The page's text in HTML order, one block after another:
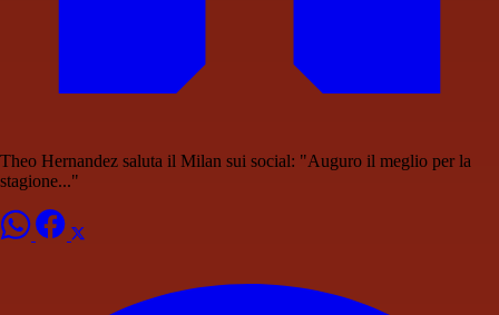
Theo Hernandez saluta il Milan sui social: "Auguro il meglio per la
stagione..."